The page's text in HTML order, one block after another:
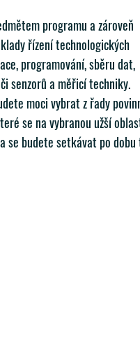
programu a zároveň
řízení technologických
programování, sběru dat,
senzorů a měřicí techniky.
moci vybrat z řady
se na vybranou užší
se budete setkávat po